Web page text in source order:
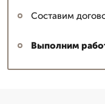
Составим
Выполним